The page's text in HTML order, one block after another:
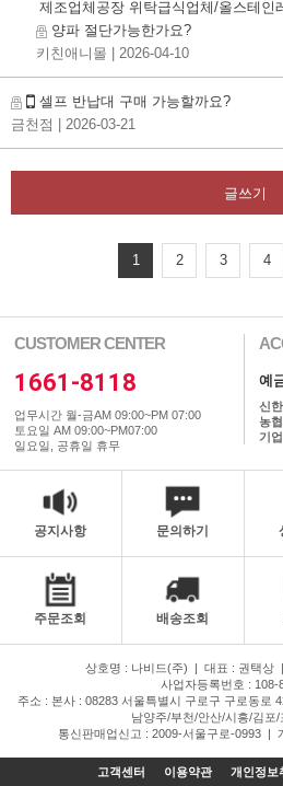
제조업체공장 위탁급식업체/올스테인
양파 절단가능한가요?
키친애니몰
| 2026-04-10
셀프 반납대 구매 가능할까요?
금천점
| 2026-03-21
글쓰기
1 2 3 4
CUSTOMER CENTER
1661-8118
업무시간 월-금AM 09:00~PM 07:00
토요일 AM 09:00~PM07:00
일요일, 공휴일 휴무
예
신
농
기
공지사항 문의하기
주문조회 배송조회
상호명 : 나비드(주) | 대표 : 권택상 |
사업자등록번호 : 108-
주소 : 본사 : 08283 서울특별시 구로구 구로동로
남양주/부천/안산/시흥/김포
통신판매업신고 : 2009-서울구로-0993 |
고객센터 이용약관 개인정보